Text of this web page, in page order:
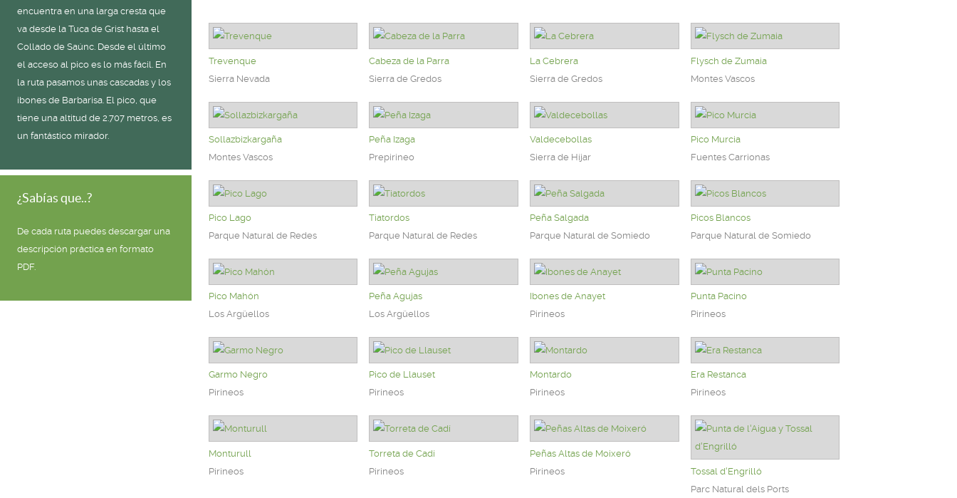
encuentra en una larga cresta que
va desde la Tuca de Grist hasta el
Collado de Saúnc. Desde el último
el acceso al pico es lo más fácil. En
la ruta pasamos unas cascadas y los
ibones de Barbarisa. El pico, que
tiene una altitud de 2.707 metros, es
un fantástico mirador.
¿Sabías que..?
De cada ruta puedes descargar una
descripción práctica en formato
PDF.
Trevenque
Sierra Nevada
Cabeza de la Parra
Sierra de Gredos
La Cebrera
Sierra de Gredos
Flysch de Zumaia
Montes Vascos
Sollazbizkargaña
Montes Vascos
Peña Izaga
Prepirineo
Valdecebollas
Sierra de Híjar
Pico Murcia
Fuentes Carrionas
Pico Lago
Parque Natural de Redes
Tiatordos
Parque Natural de Redes
Peña Salgada
Parque Natural de Somiedo
Picos Blancos
Parque Natural de Somiedo
Pico Mahón
Los Argüellos
Peña Agujas
Los Argüellos
Ibones de Anayet
Pirineos
Punta Pacino
Pirineos
Garmo Negro
Pirineos
Pico de Llauset
Pirineos
Montardo
Pirineos
Era Restanca
Pirineos
Monturull
Pirineos
Torreta de Cadí
Pirineos
Peñas Altas de Moixeró
Pirineos
Tossal d'Engrilló
Parc Natural dels Ports